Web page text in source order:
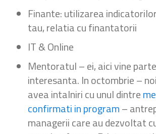
Finante: utilizarea
tau, relatia cu finantatorii
IT & Online
Mentoratul – ei, aici vine
interesanta. In octombrie –
avea intalniri cu unul dintre
confirmati in program–
managerii care au dezvoltat